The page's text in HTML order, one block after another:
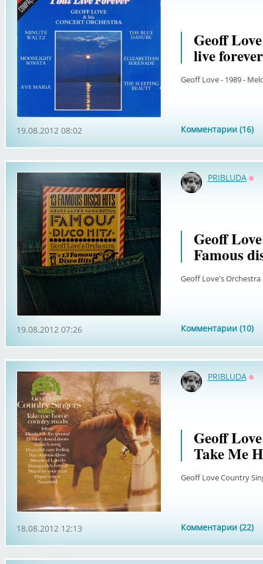
Geoff
live forever
Geoff Love - 1989 -
Комментарии (16)
19.08.2012 08:02
PRIBLUDA
Geoff
Famous
Geoff Love's Orchestra
Комментарии (10)
19.08.2012 07:26
PRIBLUDA
Geoff
Take Me
Geoff Love Country
Комментарии (22)
18.08.2012 12:13